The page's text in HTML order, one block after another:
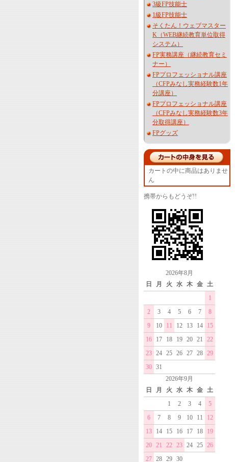
3級FP技能士
1級FP技能士
そくたん！ウェブマスター
K（WEB継続教育単位取得
システム）
FP実務講座（継続教育セミ
ナー）
FPプロフェッショナル講座
（CFPみなし実務経験数1年
分講座）
FPプロフェッショナル講座
（CFPみなし実務経験数3年
分取得講座）
FPグッズ
カートの中に商品はありませ
ん
携帯からもどうぞ!!
2026年8月
日
月 火 水 木 金 土
1
2
3 4 5 6 7
8
9
10 11 12 13 14
15
16
17 18 19 20 21
22
23 24 25 26 27 28 29
30 31
2026年9月
日
月 火 水 木 金 土
1
2 3 4
5
6
7 8 9 10 11
12
13
14 15 16 17 18
19
20 21 22 23 24 25 26
27 28 29 30